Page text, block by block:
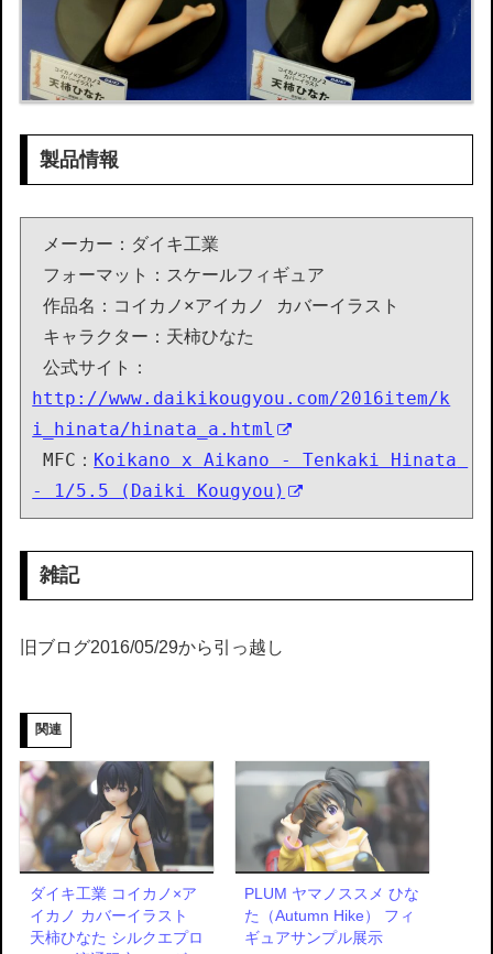
製品情報
作品名：コイカノ×アイカノ カバーイラスト
公式サイト：
http://www.daikikougyou.com/2016item/k
i_hinata/hinata_a.html
MFC： Koikano x Aikano - Tenkaki Hinata
- 1/5.5 (Daiki Kougyou)
雑記
旧ブログ2016/05/29から引っ越し
関連
ダイキ工業 コイカノ×ア
イカノ カバーイラスト
天柿ひなた シルクエプロ
PLUM ヤマノススメ ひな
た（Autumn Hike） フィ
ギュアサンプル展示